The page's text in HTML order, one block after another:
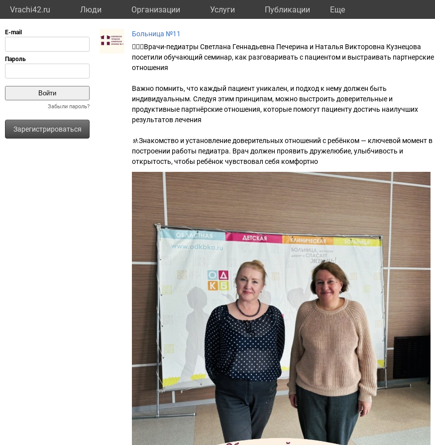
Vrachi42.ru Люди Организации Услуги Публикации Eще
Забыли пароль?
Зарегистрироваться
Больница №11
👩🏼‍⚕️Врачи-педиатры Светлана Геннадьевна Печерина и Наталья Викторовна Кузнецова
посетили обучающий семинар, как разговаривать с пациентом и выстраивать партнерские
отношения
Важно помнить, что каждый пациент уникален, и подход к нему должен быть
индивидуальным. Следуя этим принципам, можно выстроить доверительные и
продуктивные партнёрские отношения, которые помогут пациенту достичь наилучших
результатов лечения
🚸Знакомство и установление доверительных отношений с ребёнком — ключевой момент в
построении работы педиатра. Врач должен проявить дружелюбие, улыбчивость и
открытость, чтобы ребёнок чувствовал себя комфортно